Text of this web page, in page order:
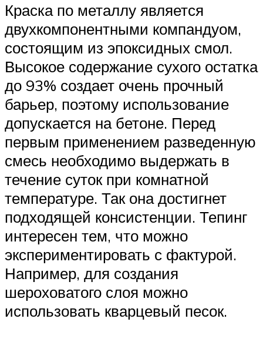
Краска по металлу является
двухкомпонентными компандуом,
состоящим из эпоксидных смол.
Высокое содержание сухого остатка
до 93% создает очень прочный
барьер, поэтому использование
допускается на бетоне. Перед
первым применением разведенную
смесь необходимо выдержать в
течение суток при комнатной
температуре. Так она достигнет
подходящей консистенции. Тепинг
интересен тем, что можно
экспериментировать с фактурой.
Например, для создания
шероховатого слоя можно
использовать кварцевый песок.